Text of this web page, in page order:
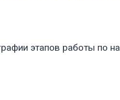
этапов работы по